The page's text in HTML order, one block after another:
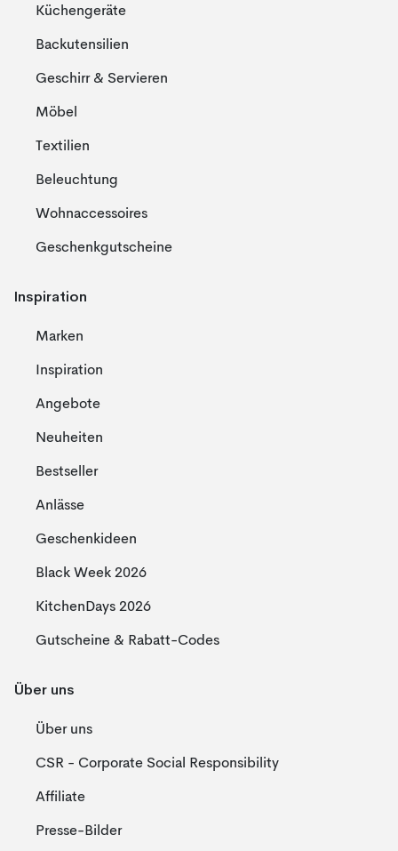
Küchengeräte
Backutensilien
Geschirr & Servieren
Möbel
Textilien
Beleuchtung
Wohnaccessoires
Geschenkgutscheine
Inspiration
Marken
Inspiration
Angebote
Neuheiten
Bestseller
Anlässe
Geschenkideen
Black Week 2026
KitchenDays 2026
Gutscheine & Rabatt-Codes
Über uns
Über uns
CSR - Corporate Social Responsibility
Affiliate
Presse-Bilder